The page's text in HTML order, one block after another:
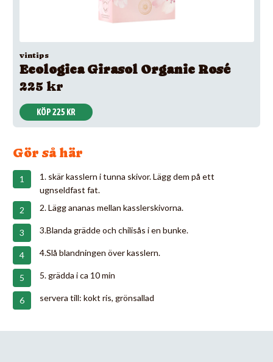
vintips
Ecologica Girasol Organic Rosé
225 kr
KÖP 225 KR
Gör så här
1. skär kasslern i tunna skivor. Lägg dem på ett
ugnseldfast fat.
2. Lägg ananas mellan kasslerskivorna.
3.Blanda grädde och chilisås i en bunke.
4.Slå blandningen över kasslern.
5. grädda i ca 10 min
servera till: kokt ris, grönsallad